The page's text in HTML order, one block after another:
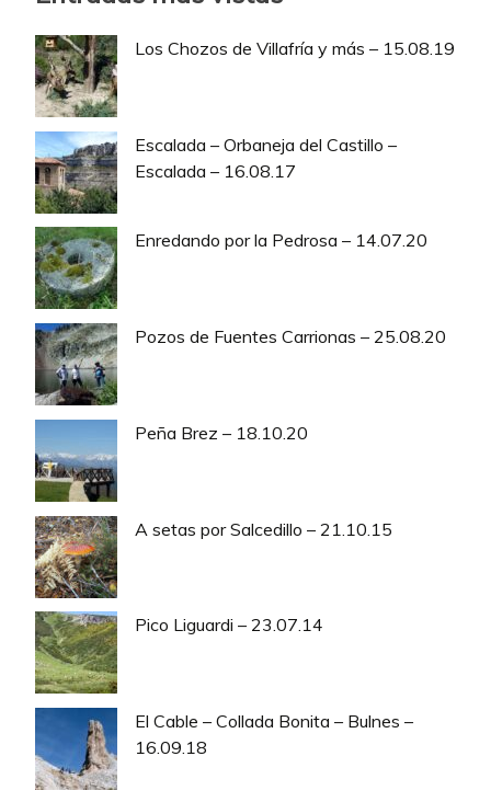
Los Chozos de Villafría y más – 15.08.19
Escalada – Orbaneja del Castillo –
Escalada – 16.08.17
Enredando por la Pedrosa – 14.07.20
Pozos de Fuentes Carrionas – 25.08.20
Peña Brez – 18.10.20
A setas por Salcedillo – 21.10.15
Pico Liguardi – 23.07.14
El Cable – Collada Bonita – Bulnes –
16.09.18